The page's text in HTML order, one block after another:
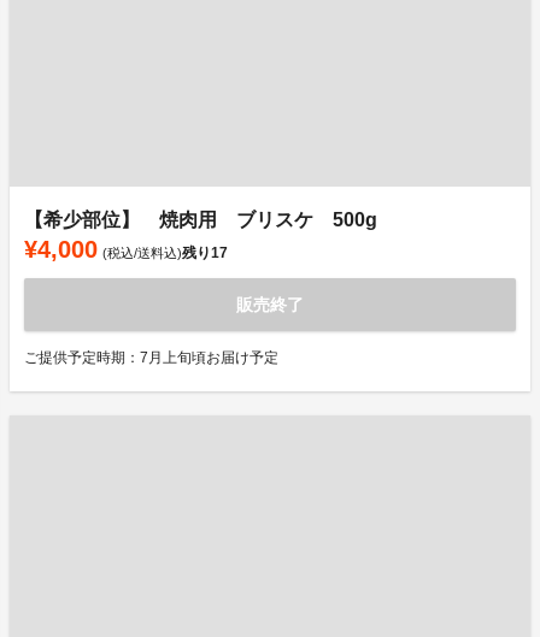
【希少部位】 焼肉用 ブリスケ 500g
¥4,000 (税込/送料込)残り17
販売終了
ご提供予定時期：7月上旬頃お届け予定